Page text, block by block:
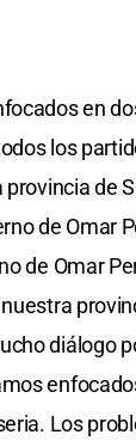
en
los
de
de Omar
de Omar
diálogo
Los